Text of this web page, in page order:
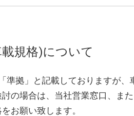
規格)について
準拠」と記載しておりますが、
の場合は、当社営業窓口、ま
お願い致します。